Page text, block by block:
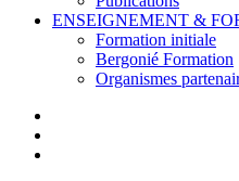
ENSEIGNEMENT &
Formation initiale
Bergonié Formation
Organismes